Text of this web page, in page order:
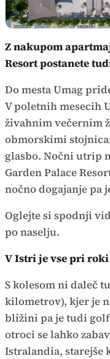
Z nakupom
Resort postanete
Do mesta Umag
V poletnih mesecih
živahnim večernim
obmorskimi
glasbo. Nočni utrip
Garden Palace
nočno dogajanje pa
Oglejte si spodnji
po naselju.
V Istri je vse pri roki
S kolesom ni daleč
kilometrov), kjer je
bližini pa je tudi
otroci se lahko
Istralandia, starejše